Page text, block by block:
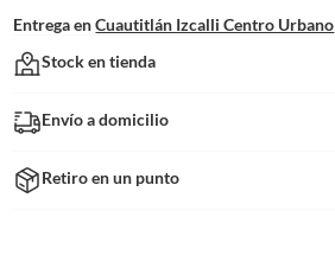
Entrega en Cuautitlán Izcalli Centro Urbano
Stock en tienda
Envío a domicilio
Retiro en un punto